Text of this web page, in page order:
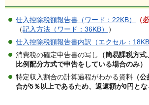
仕入控除税額報告書（ワード：22KB）
（
（記入方法（ワード：36KB）
）
仕入控除税額報告書内訳（エクセル：18KB
消費税の確定申告書の写し
（簡易課税方
比例配分方式で申告をしている場合のみ）
特定収入割合の計算過程がわかる資料 （
合が5％以上であるため、返還額が0円とな